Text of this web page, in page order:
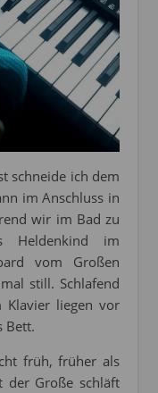
schneide ich dem
im Anschluss in
wir im Bad zu
Heldenkind im
vom Großen
still. Schlafend
liegen vor
Bett.
früh, früher als
der Große schläft